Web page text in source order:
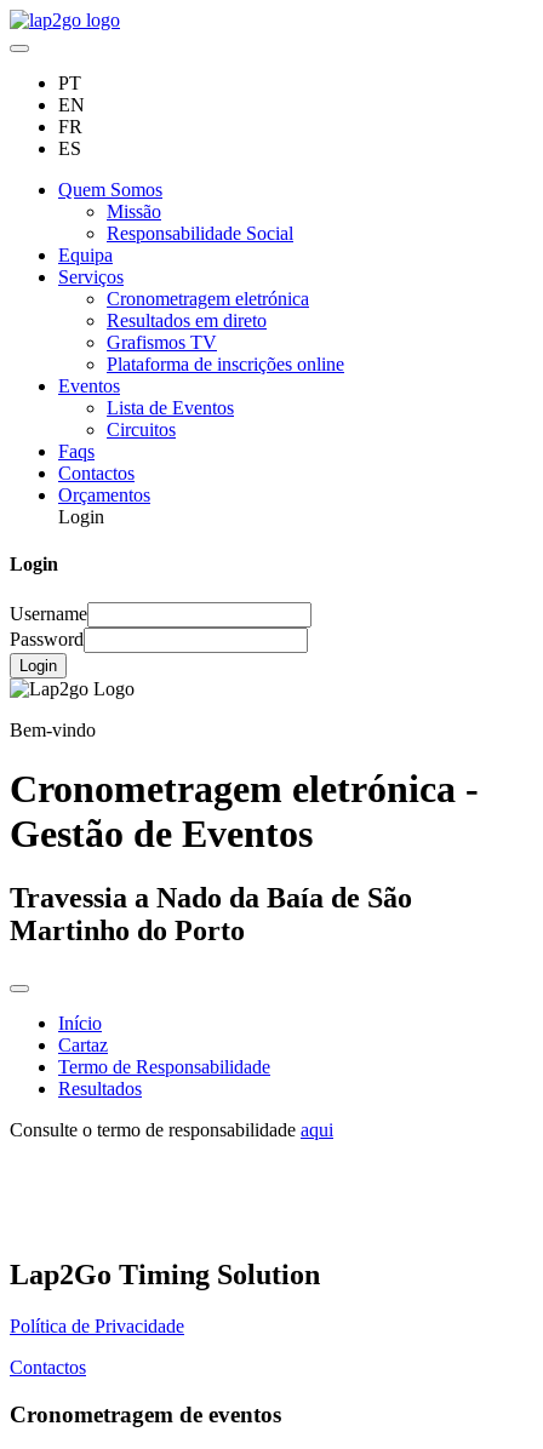
PT
EN
FR
ES
Quem Somos
Missão
Responsabilidade Social
Equipa
Serviços
Cronometragem eletrónica
Resultados em direto
Grafismos TV
Plataforma de inscrições online
Eventos
Lista de Eventos
Circuitos
Faqs
Contactos
Orçamentos
Login
Login
Username
Password
Login
Bem-vindo
Cronometragem eletrónica -
Gestão de Eventos
Travessia a Nado da Baía de São
Martinho do Porto
Início
Cartaz
Termo de Responsabilidade
Resultados
Consulte o termo de responsabilidade aqui
Lap2Go Timing Solution
Política de Privacidade
Contactos
Cronometragem de eventos